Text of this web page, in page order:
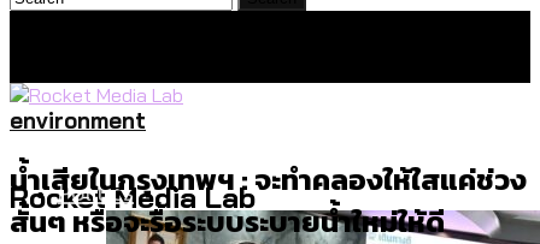
Rocket Media Lab
Politics
environment
น้ำเสียในกรุงเทพฯ : จะทำคลองให้ใสแค่ช่วง
สั้นๆ หรือจะรื้อระบบระบายน้ำใหม่ให้ดี